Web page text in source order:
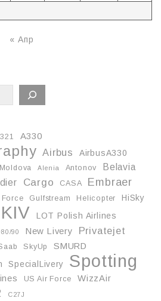
« Апр
A330
Airbus
AirbusA330
Alenia Antonov Belavia
Cargo CASA Embraer
Force Gulfstream Helicopter HiSky
KIV
LOT Polish Airlines
90 New Livery Privatejet
SkyUp
SMURD
SpecialLivery Spotting
US Air Force
WizzAir
С27J